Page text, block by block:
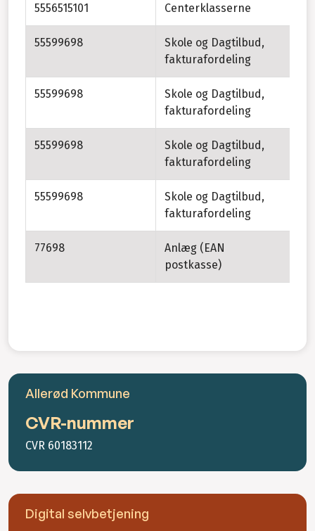
5556515101 Centerklasserne
55599698
Skole og Dagtilbud,
fakturafordeling
55599698
Skole og Dagtilbud,
fakturafordeling
55599698
Skole og Dagtilbud,
fakturafordeling
55599698
Skole og Dagtilbud,
fakturafordeling
77698
Anlæg (EAN
postkasse)
Allerød Kommune
CVR-nummer
CVR 60183112
Digital selvbetjening